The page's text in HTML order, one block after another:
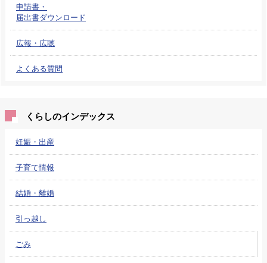
申請書・
届出書ダウンロード
広報・広聴
よくある質問
くらしのインデックス
妊娠・出産
子育て情報
結婚・離婚
引っ越し
ごみ